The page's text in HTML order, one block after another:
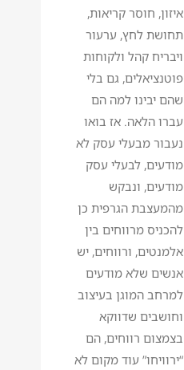
איזון, חוסר קריאות,
תחושת לחץ, ערעור
ויבריח קהל ולקוחות
פוטנציאלים, גם בלי
שהם יבינו למה הם
עברו הלאה. אז בואו
נעבור מבעלי עסק לא
מודעים, לבעלי עסק
מודעים, ונבקש
מהמעצבת הגרפית כן
להכניס מרווחים בין
אלמנטים, ורווחים, יש
אנשים שלא מודעים
למרחב המוגן בעיצוב
וחושבים שדווקא
בצמצום רווחים, הם
“ירוויחו” עוד מקום לא